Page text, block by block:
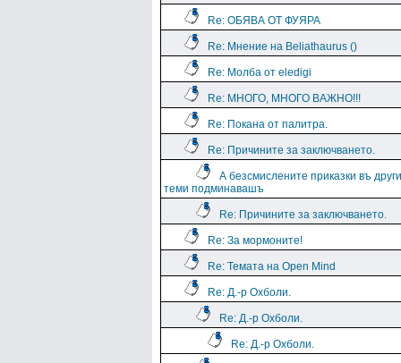
Re: ОБЯВА ОТ ФУЯРА
Re: Мнение на Beliathaurus ()
Re: Молба от eledigi
Re: МНОГО, МНОГО ВАЖНО!!!
Re: Покана от палитра.
Re: Причините за заключването.
А безсмислените приказки въ други
теми подминавашъ
Re: Причините за заключването.
Re: За мормоните!
Re: Темата на Open Mind
Re: Д.-р Охболи.
Re: Д.-р Охболи.
Re: Д.-р Охболи.